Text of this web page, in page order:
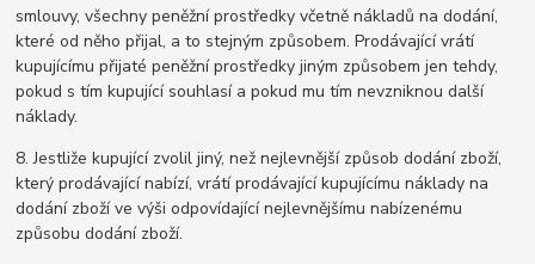
smlouvy, všechny peněžní prostředky včetně nákladů na dodání,
které od něho přijal, a to stejným způsobem. Prodávající vrátí
kupujícímu přijaté peněžní prostředky jiným způsobem jen tehdy,
pokud s tím kupující souhlasí a pokud mu tím nevzniknou další
náklady.
8. Jestliže kupující zvolil jiný, než nejlevnější způsob dodání zboží,
který prodávající nabízí, vrátí prodávající kupujícímu náklady na
dodání zboží ve výši odpovídající nejlevnějšímu nabízenému
způsobu dodání zboží.